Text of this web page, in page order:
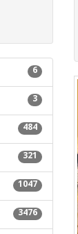
6
3
484
321
1047
3476